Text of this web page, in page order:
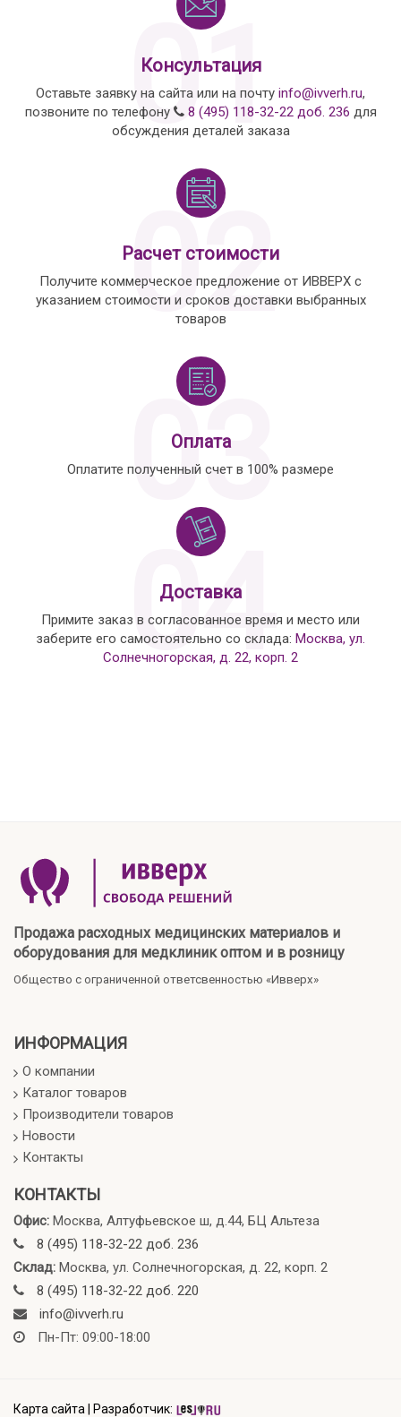
01
Консультация
Оставьте заявку на сайта или на почту info@ivverh.ru,
позвоните по телефону
8 (495) 118-32-22 доб. 236 для
обсуждения деталей заказа
02
Расчет стоимости
Получите коммерческое предложение от ИВВЕРХ с
указанием стоимости и сроков доставки выбранных
товаров
03
Оплата
Оплатите полученный счет в 100% размере
04
Доставка
Примите заказ в согласованное время и место или
заберите его самостоятельно со склада: Москва, ул.
Солнечногорская, д. 22, корп. 2
Продажа расходных медицинских материалов и
оборудования для медклиник оптом и в розницу
Общество с ограниченной ответсвенностью «Ивверх»
ИНФОРМАЦИЯ
О компании
Каталог товаров
Производители товаров
Новости
Контакты
КОНТАКТЫ
Офис: Москва, Алтуфьевское ш, д.44, БЦ Альтеза
8 (495) 118-32-22 доб. 236
Склад: Москва, ул. Солнечногорская, д. 22, корп. 2
8 (495) 118-32-22 доб. 220
info@ivverh.ru
Пн-Пт: 09:00-18:00
Карта сайта Разработчик: